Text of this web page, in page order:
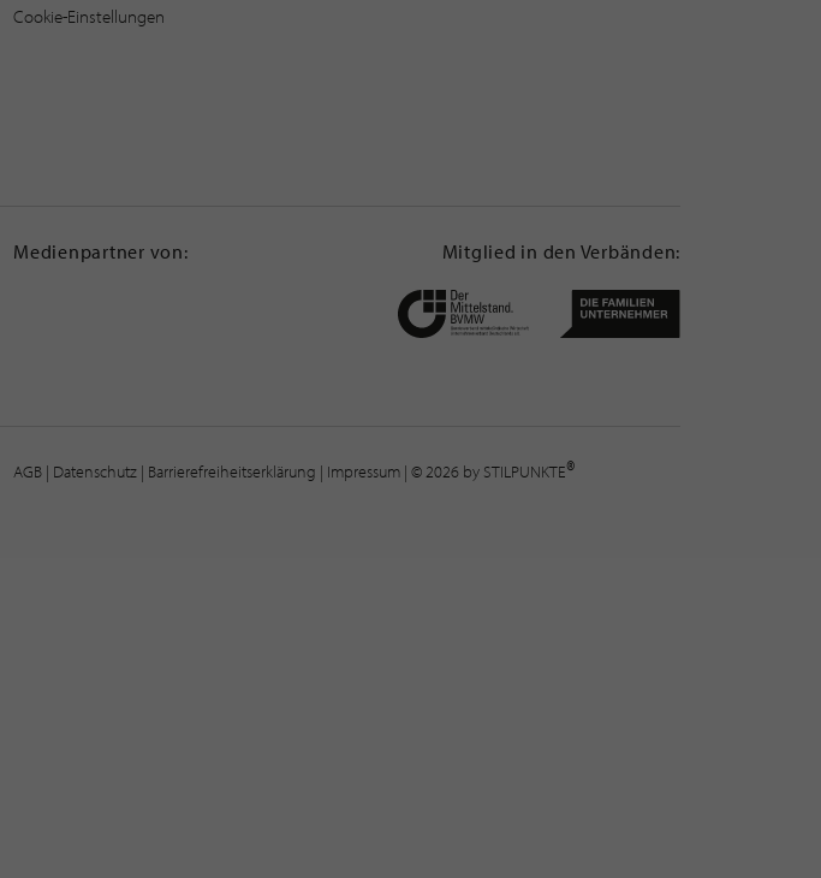
Cookie-Einstellungen
Medienpartner von: Mitglied in den Verbänden:
AGB | Datenschutz | Barrierefreiheitserklärung | Impressum | © 2026 by STILPUNKTE®